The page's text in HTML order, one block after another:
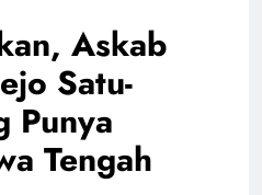
Askab
Satu-
Punya
Tengah